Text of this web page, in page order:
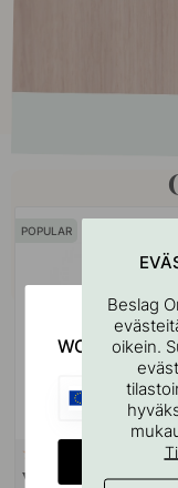
POPULAR
Vedin 1353 -
Beslag
oikein.
WOULD YOU
EU